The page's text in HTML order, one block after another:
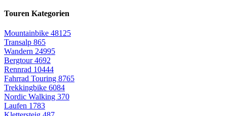
Touren Kategorien
Mountainbike 48125
Transalp 865
Wandern 24995
Bergtour4692
Rennrad 10444
Fahrrad Touring 8765
Trekkingbike 6084
Nordic Walking 370
Laufen 1783